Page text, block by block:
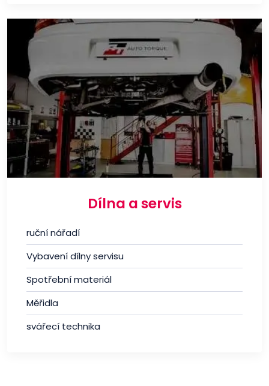
Dílna a servis
ruční nářadí
Vybavení dílny servisu
Spotřební materiál
Měřidla
svářecí technika